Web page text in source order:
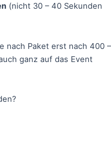
(nicht 30 – 40 Sekunden
nach Paket erst nach 400 –
ganz auf das Event